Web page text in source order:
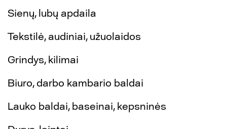
Sienų, lubų apdaila
Tekstilė, audiniai, užuolaidos
Grindys, kilimai
Biuro, darbo kambario baldai
Lauko baldai, baseinai, kepsninės